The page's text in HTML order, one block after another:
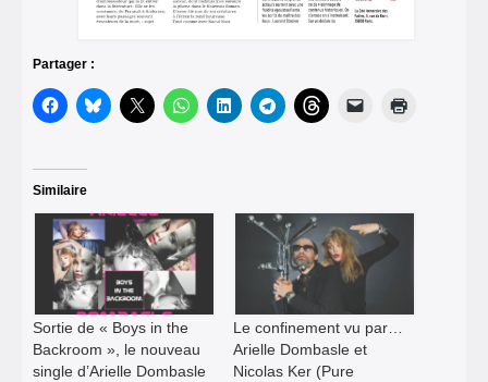
Partager :
Similaire
Sortie de « Boys in the
Backroom », le nouveau
single d’Arielle Dombasle
Le confinement vu par…
Arielle Dombasle et
Nicolas Ker (Pure